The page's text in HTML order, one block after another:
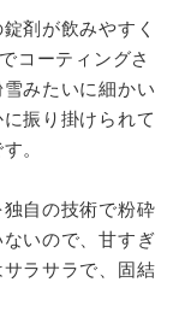
剤が飲みやすく
コーティングさ
みたいに細かい
振り掛けられて
す。
自の技術で粉砕
いので、甘すぎ
ラサラで、固結